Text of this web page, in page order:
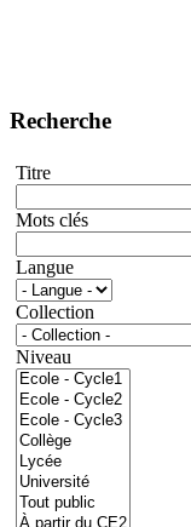
Recherche
Titre
Mots clés
Langue
Collection
Niveau